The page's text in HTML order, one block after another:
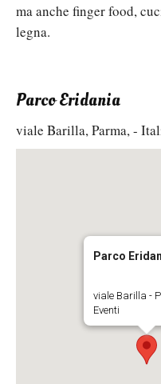
ma anche finger food,
legna.
Parco Eridania
viale Barilla, Parma, -
Parco
viale Barilla -
Eventi